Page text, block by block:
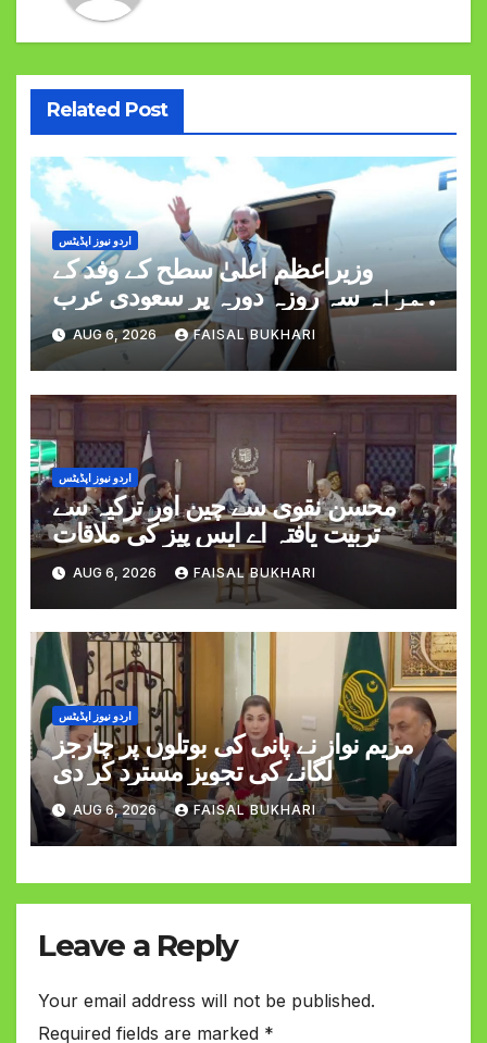
Related Post
اردو نیوز اپڈیٹس
وزیراعظم اعلیٰ سطح کے وفد کے
ہمراہ سہ روزہ دورہ پر سعودی عرب
روانہ
AUG 6, 2026 FAISAL BUKHARI
اردو نیوز اپڈیٹس
محسن نقوی سے چین اور ترکیہ سے
تربیت یافتہ اے ایس پیز کی ملاقات
AUG 6, 2026 FAISAL BUKHARI
اردو نیوز اپڈیٹس
مریم نواز نے پانی کی بوتلوں پر چارجز
لگانے کی تجویز مسترد کر دی
AUG 6, 2026 FAISAL BUKHARI
Leave a Reply
Your email address will not be published.
Required fields are marked *